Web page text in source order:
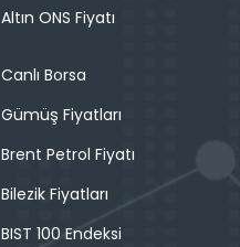
Altın ONS Fiyatı
Canlı Borsa
Gümüş Fiyatları
Brent Petrol Fiyatı
Bilezik Fiyatları
BIST 100 Endeksi